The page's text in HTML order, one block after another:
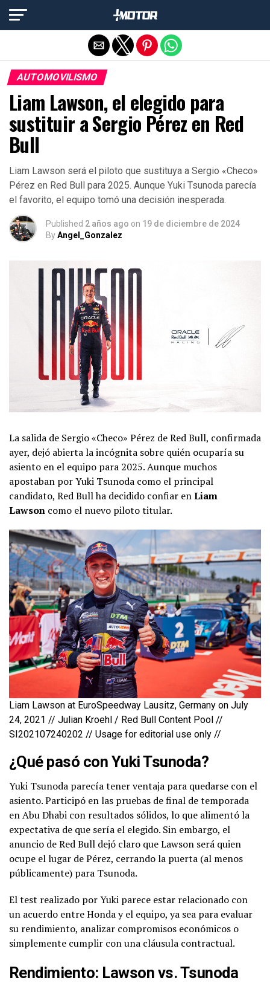
AUTOMOVILISMO
Liam Lawson, el elegido para
sustituir a Sergio Pérez en Red
Bull
Liam Lawson será el piloto que sustituya a Sergio «Checo»
Pérez en Red Bull para 2025. Aunque Yuki Tsunoda parecía
el favorito, el equipo tomó una decisión inesperada.
Published 2 años ago on 19 de diciembre de 2024
ByAngel_Gonzalez
La salida de Sergio «Checo» Pérez de Red Bull, confirmada
ayer, dejó abierta la incógnita sobre quién ocuparía su
asiento en el equipo para 2025. Aunque muchos
apostaban por Yuki Tsunoda como el principal
candidato, Red Bull ha decidido confiar enLiam
Lawson como el nuevo piloto titular.
Liam Lawson at EuroSpeedway Lausitz, Germany on July
24, 2021 // Julian Kroehl / Red Bull Content Pool //
SI202107240202 // Usage for editorial use only //
¿Qué pasó con Yuki Tsunoda?
Yuki Tsunoda parecía tener ventaja para quedarse con el
asiento. Participó en las pruebas de final de temporada
en Abu Dhabi con resultados sólidos, lo que alimentó la
expectativa de que sería el elegido. Sin embargo, el
anuncio de Red Bull dejó claro que Lawson será quien
ocupe el lugar de Pérez, cerrando la puerta (al menos
públicamente) para Tsunoda.
El test realizado por Yuki parece estar relacionado con
un acuerdo entre Honda y el equipo, ya sea para evaluar
su rendimiento, analizar compromisos económicos o
simplemente cumplir con una cláusula contractual.
Rendimiento: Lawson vs. Tsunoda
Salir de la versión móvil